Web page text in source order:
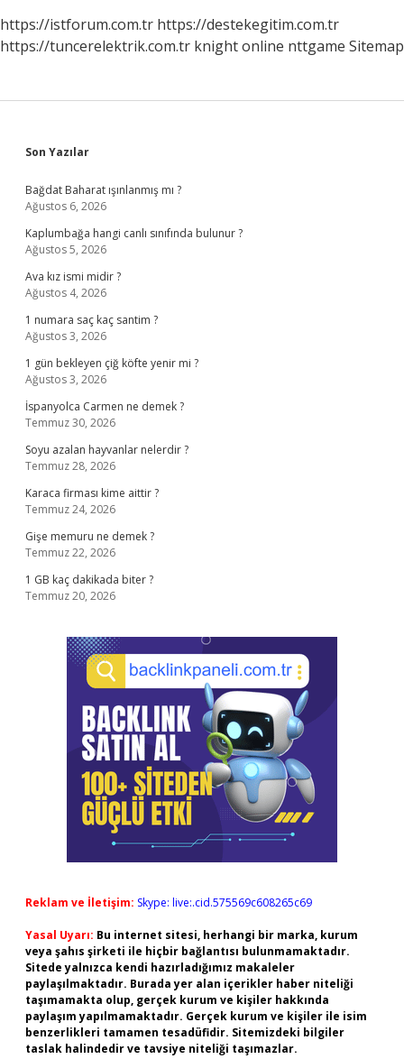
https://istforum.com.tr https://destekegitim.com.tr
https://tuncerelektrik.com.tr knight online nttgame Sitemap
Sidebar
Son Yazılar
Bağdat Baharat ışınlanmış mı ?
Ağustos 6, 2026
Kaplumbağa hangi canlı sınıfında bulunur ?
Ağustos 5, 2026
Ava kız ismi midir ?
Ağustos 4, 2026
1 numara saç kaç santim ?
Ağustos 3, 2026
1 gün bekleyen çiğ köfte yenir mi ?
Ağustos 3, 2026
İspanyolca Carmen ne demek ?
Temmuz 30, 2026
Soyu azalan hayvanlar nelerdir ?
Temmuz 28, 2026
Karaca firması kime aittir ?
Temmuz 24, 2026
Gişe memuru ne demek ?
Temmuz 22, 2026
1 GB kaç dakikada biter ?
Temmuz 20, 2026
Reklam ve İletişim: Skype: live:.cid.575569c608265c69
Yasal Uyarı: Bu internet sitesi, herhangi bir marka, kurum
veya şahıs şirketi ile hiçbir bağlantısı bulunmamaktadır.
Sitede yalnızca kendi hazırladığımız makaleler
paylaşılmaktadır. Burada yer alan içerikler haber niteliği
taşımamakta olup, gerçek kurum ve kişiler hakkında
paylaşım yapılmamaktadır. Gerçek kurum ve kişiler ile isim
benzerlikleri tamamen tesadüfidir. Sitemizdeki bilgiler
taslak halindedir ve tavsiye niteliği taşımazlar.